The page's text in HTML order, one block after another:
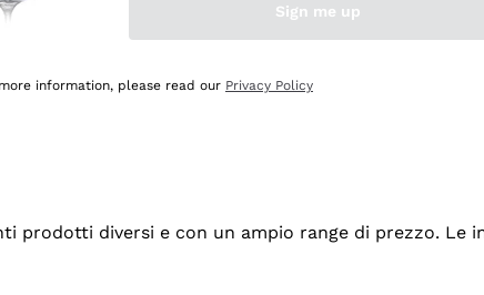
diversi e con un ampio range di prezzo. Le
Sign me up
information, please read our Privacy Policy